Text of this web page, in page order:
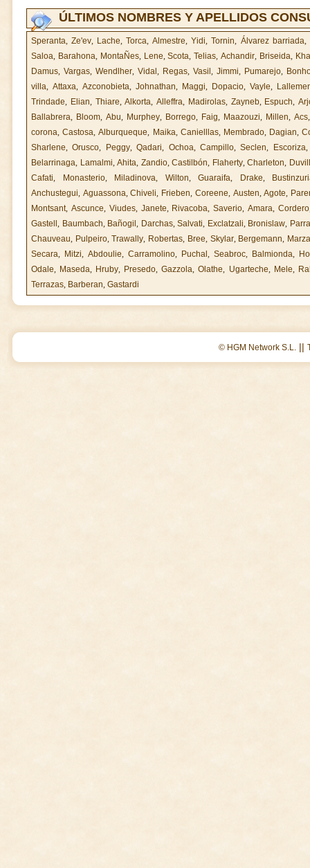
ÚLTIMOS NOMBRES Y APELLIDOS
Speranta,Ze'ev, Lache,Torca,Almestre,Yidi,Tornin, Álvarez barriada,
Saloa, Barahona, MontaÑes, Lene,Scota,Telias,Achandir, Briseida,
Damus, Vargas, Wendlher, Vidal , Regas, Vasil , Jimmi, Pumarejo,
villa, Attaxa, Azconobieta, Johnathan, Maggi, Dopacio, Vayle,
Trindade, Elian, Thiare,Alkorta, Alleffra, Madirolas, Zayneb, Espuch,
Ballabrera, Bloom, Abu, Murphey, Borrego, Faig, Maazouzi, Millen, Acs
corona,Castosa,Alburqueque, Maika, Canielllas, Membrado, Dagian,
Sharlene,Orusco, Peggy,Qadari, Ochoa, Campillo,Seclen, Escoriza
Belarrinaga, Lamalmi,Ahita, Zandio,Castilbón, Flaherty,Charleton,
Cafati, Monasterio, Miladinova, Wilton,Guaraifa, Drake,
Anchustegui, Aguassona,Chiveli, Frieben, Coreene, Austen,Agote,
Montsant, Ascunce, Viudes, Janete, Rivacoba,Saverio,Amara, Cordero
Gastell , Baumbach, Bañogil, Darchas,Salvati, Exclatzali, Bronislaw,
Chauveau, Pulpeiro,Trawally, Robertas, Bree, Skylar, Bergemann,
Secara, Mitzi, Abdoulie, Carramolino, Puchal , Seabroc, Balmionda,
Odale, Maseda, Hruby, Presedo,Gazzola,Olathe, Ugarteche, Mele,
Terrazas, Barberan, Gastardi
© HGM Network S.L. ||